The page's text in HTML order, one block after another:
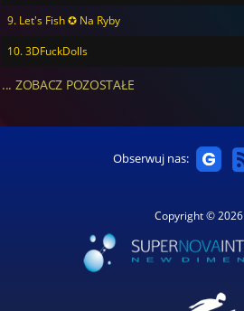
9. Let's Fish ✪ Na Ryby
10. 3DFuckDolls
... ZOBACZ POZOSTAŁE
Obserwuj nas:
Copyright © 2026